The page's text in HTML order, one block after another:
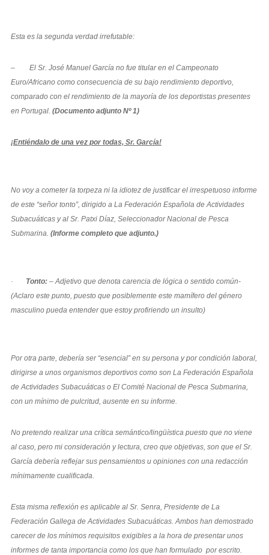
Esta es la segunda verdad irrefutable:
– El Sr. José Manuel García no fue titular en el Campeonato
Euro/Africano como consecuencia de su bajo rendimiento deportivo,
comparado con el rendimiento de la mayoría de los deportistas presentes
en Portugal. (Documento adjunto Nº 1)
¡Entiéndalo de una vez por todas, Sr. García!
No voy a cometer la torpeza ni la idiotez de justificar el irrespetuoso informe
de este “señor tonto”, dirigido a La Federación Española de Actividades
Subacuáticas y al Sr. Patxi Díaz, Seleccionador Nacional de Pesca
Submarina. (Informe completo que adjunto.)
· Tonto:– Adjetivo que denota carencia de lógica o sentido común-
(Aclaro este punto, puesto que posiblemente este mamífero del género
masculino pueda entender que estoy profiriendo un insulto)
Por otra parte, debería ser “esencial” en su persona y por condición laboral,
dirigirse a unos organismos deportivos como son La Federación Española
de Actividades Subacuáticas o El Comité Nacional de Pesca Submarina,
con un mínimo de pulcritud, ausente en su informe.
No pretendo realizar una crítica semántico/lingüística puesto que no viene
al caso, pero mi consideración y lectura, creo que objetivas, son que el Sr.
García debería reflejar sus pensamientos u opiniones con una redacción
mínimamente cualificada.
Esta misma reflexión es aplicable al Sr. Senra, Presidente de La
Federación Gallega de Actividades Subacuáticas. Ambos han demostrado
carecer de los mínimos requisitos exigibles a la hora de presentar unos
informes de tanta importancia como los que han formulado por escrito.